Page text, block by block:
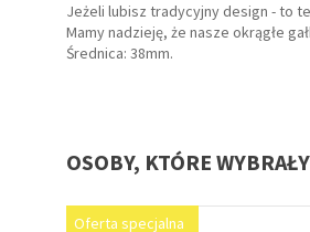
Jeżeli lubisz tradycyjny design - to
Mamy nadzieję, że nasze okrągłe
Średnica: 38mm.
OSOBY, KTÓRE